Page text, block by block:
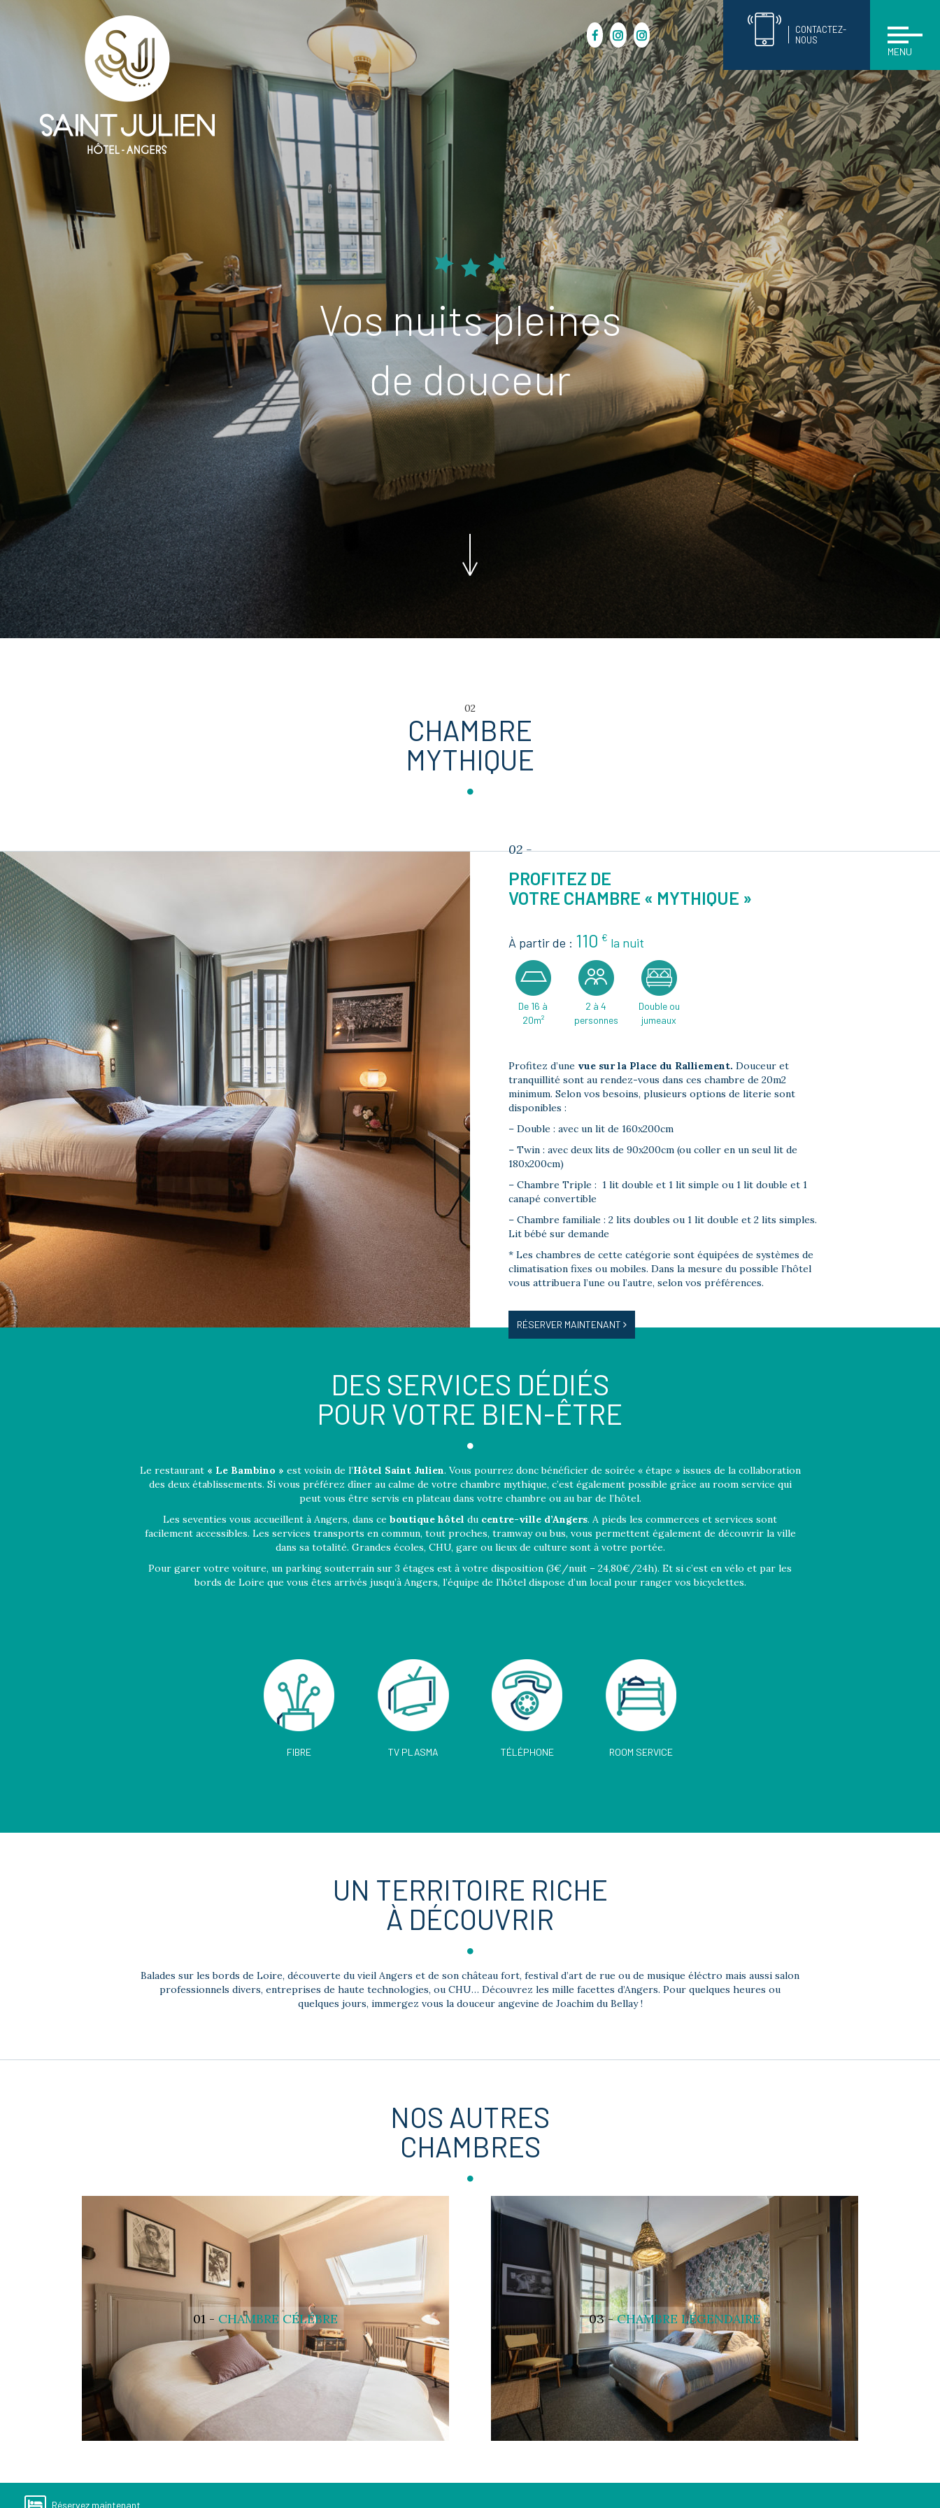
CONTACTEZ-
NOUS
Vos nuits pleines
de douceur
MENU
02
CHAMBRE
MYTHIQUE
02 -
PROFITEZ DE
VOTRE CHAMBRE « MYTHIQUE »
À partir de : 110 € la nuit
De 16 à
20m²
2 à 4
personnes
Double ou
jumeaux
Profitez d’une vue sur la Place du Ralliement. Douceur et
tranquillité sont au rendez-vous dans ces chambre de 20m2
minimum. Selon vos besoins, plusieurs options de literie sont
disponibles :
– Double : avec un lit de 160x200cm
– Twin : avec deux lits de 90x200cm (ou coller en un seul lit de
180x200cm)
– Chambre Triple : 1 lit double et 1 lit simple ou 1 lit double et 1
canapé convertible
– Chambre familiale : 2 lits doubles ou 1 lit double et 2 lits simples.
Lit bébé sur demande
* Les chambres de cette catégorie sont équipées de systèmes de
climatisation fixes ou mobiles. Dans la mesure du possible l’hôtel
vous attribuera l’une ou l’autre, selon vos préférences.
RÉSERVER MAINTENANT
DES SERVICES DÉDIÉS
POUR VOTRE BIEN-ÊTRE
Le restaurant« Le Bambino » est voisin de l’Hôtel Saint Julien. Vous pourrez donc bénéficier de soirée « étape » issues de la collaboration
des deux établissements. Si vous préférez dîner au calme de votre chambre mythique, c’est également possible grâce au room service qui
peut vous être servis en plateau dans votre chambre ou au bar de l’hôtel.
Les seventies vous accueillent à Angers, dans ce boutique hôtel du centre-ville d’Angers. A pieds les commerces et services sont
facilement accessibles. Les services transports en commun, tout proches, tramway ou bus, vous permettent également de découvrir la ville
dans sa totalité. Grandes écoles, CHU, gare ou lieux de culture sont à votre portée.
Pour garer votre voiture, un parking souterrain sur 3 étages est à votre disposition (3€/nuit – 24,80€/24h). Et si c’est en vélo et par les
bords de Loire que vous êtes arrivés jusqu’à Angers, l’équipe de l’hôtel dispose d’un local pour ranger vos bicyclettes.
FIBRE TV PLASMA TÉLÉPHONE ROOM SERVICE
UN TERRITOIRE RICHE
À DÉCOUVRIR
Balades sur les bords de Loire, découverte du vieil Angers et de son château fort, festival d’art de rue ou de musique éléctro mais aussi salon
professionnels divers, entreprises de haute technologies, ou CHU… Découvrez les mille facettes d’Angers. Pour quelques heures ou
quelques jours, immergez vous la douceur angevine de Joachim du Bellay !
NOS AUTRES
CHAMBRES
01 - CHAMBRE CÉLÉBRE 03 -CHAMBRE LÉGENDAIRE
Réservez maintenant